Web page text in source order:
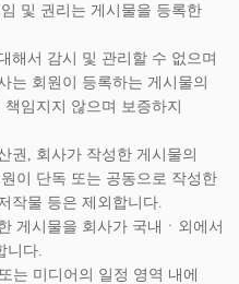
및 권리는 게시물을 등록한
서 감시 및 관리할 수 없으며
는 회원이 등록하는 게시물의
임지지 않으며 보증하지
, 회사가 작성한 게시물의
이 단독 또는 공동으로 작성한
작물 등은 제외합니다.
게시물을 회사가 국내ㆍ외에서
니다.
는 미디어의 일정 영역 내에